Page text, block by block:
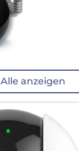
Alle anzeigen